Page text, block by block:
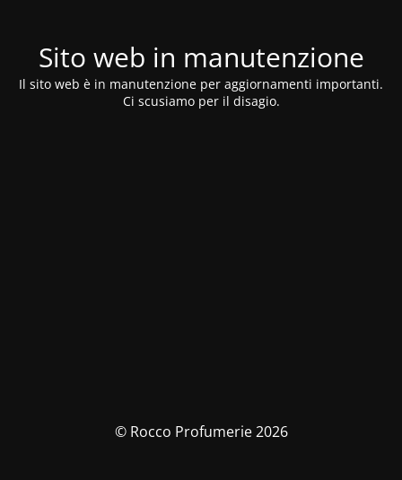
Sito web in manutenzione
Il sito web è in manutenzione per aggiornamenti importanti.
Ci scusiamo per il disagio.
© Rocco Profumerie 2026